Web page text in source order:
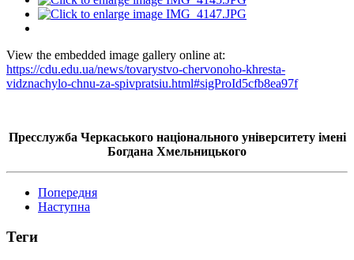
View the embedded image gallery online at:
https://cdu.edu.ua/news/tovarystvo-chervonoho-khresta-
vidznachylo-chnu-za-spivpratsiu.html#sigProId5cfb8ea97f
Пресслужба Черкаського національного університету імені
Богдана Хмельницького
Попередня
Наступна
Теги